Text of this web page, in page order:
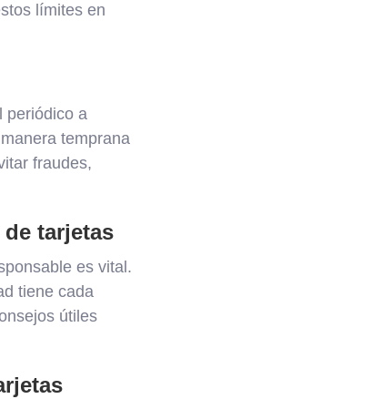
límites en
periódico a
temprana
fraudes,
tarjetas
es vital.
tiene cada
útiles